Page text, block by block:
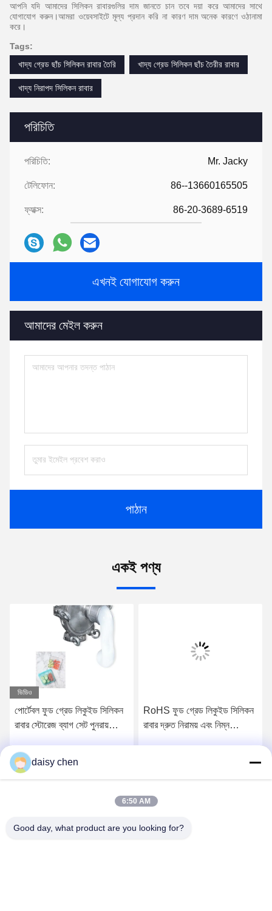
পরিচিতি
পরিচিতি: Mr. Jacky
টেলিফোন: 86--13660165505
ফ্যাক্স: 86-20-3689-6519
এখনই যোগাযোগ করুন
আমাদের মেইল ​​করুন
পাঠান
আপনি যদি আমাদের সিলিকন রাবারগুলির দাম জানতে চান তবে দয়া করে আমাদের সাথে
যোগাযোগ করুন।আমরা ওয়েবসাইটে মূল্য প্রদান করি না কারণ দাম অনেক কারণে ওঠানামা
করে।
Tags:
খাদ্য গ্রেড ছাঁচ সিলিকন রাবার তৈরি
খাদ্য গ্রেড সিলিকন ছাঁচ তৈরীর রাবার
খাদ্য নিরাপদ সিলিকন রাবার
একই পণ্য
ভিডিও
পোর্টেবল ফুড গ্রেড লিকুইড সিলিকন
রাবার স্টোরেজ ব্যাগ সেট পুনরায়
সেরা মূল্য পান
RoHS ফুড গ্রেড লিকুইড সিলিকন
রাবার দ্রুত নিরাময় এবং নিম্ন
daisy chen
6:50 AM
Good day, what product are you looking for?